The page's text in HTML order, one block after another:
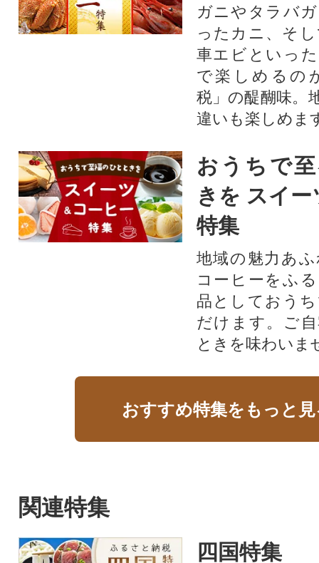
ガニやタラバ
ったカニ、そ
車エビといっ
で楽しめるの
税」の醍醐味。
違いも楽しめま
おうちで
きを スイ
特集
地域の魅力あ
コーヒーをふ
品としておう
だけます。ご
ときを味わいま
おすすめ特集をもっと
関連特集
四国特集